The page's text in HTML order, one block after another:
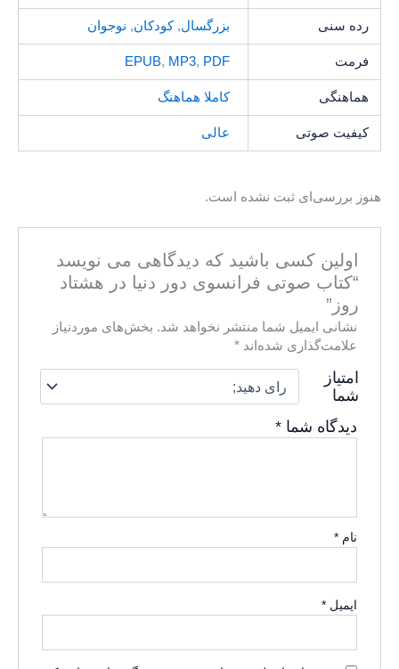
رده سنی بزرگسال,کودکان, نوجوان
فرمت EPUB, MP3, PDF
هماهنگی کاملا هماهنگ
کیفیت صوتی عالی
هنوز بررسی‌ای ثبت نشده است.
اولین کسی باشید که دیدگاهی می نویسد
“کتاب صوتی فرانسوی دور دنیا در هشتاد
روز”
نشانی ایمیل شما منتشر نخواهد شد. بخش‌های موردنیاز
علامت‌گذاری شده‌اند*
امتیاز
شما
دیدگاه شما*
نام*
ایمیل*